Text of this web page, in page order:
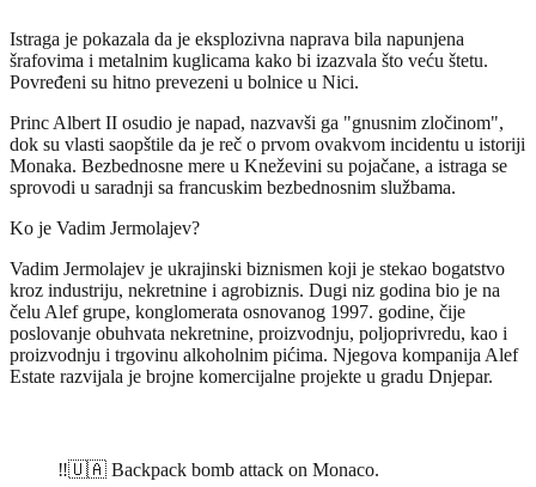
Istraga je pokazala da je eksplozivna naprava bila napunjena
šrafovima i metalnim kuglicama kako bi izazvala što veću štetu.
Povređeni su hitno prevezeni u bolnice u Nici.
Princ Albert II osudio je napad, nazvavši ga "gnusnim zločinom",
dok su vlasti saopštile da je reč o prvom ovakvom incidentu u istoriji
Monaka. Bezbednosne mere u Kneževini su pojačane, a istraga se
sprovodi u saradnji sa francuskim bezbednosnim službama.
Ko je Vadim Jermolajev?
Vadim Jermolajev je ukrajinski biznismen koji je stekao bogatstvo
kroz industriju, nekretnine i agrobiznis. Dugi niz godina bio je na
čelu Alef grupe, konglomerata osnovanog 1997. godine, čije
poslovanje obuhvata nekretnine, proizvodnju, poljoprivredu, kao i
proizvodnju i trgovinu alkoholnim pićima. Njegova kompanija Alef
Estate razvijala je brojne komercijalne projekte u gradu Dnjepar.
‼️🇺🇦 Backpack bomb attack on Monaco.